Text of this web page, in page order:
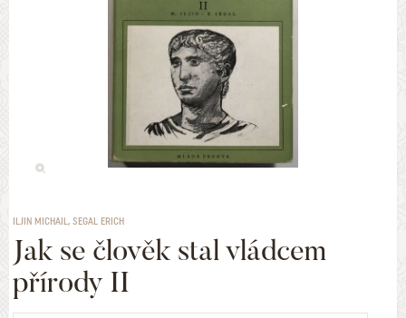
ILJIN MICHAIL, SEGAL ERICH
Jak se člověk stal vládcem
přírody II